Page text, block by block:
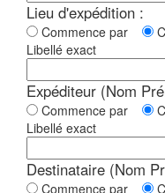
Lieu d'expédition :
Commence par
Libellé exact
Expéditeur (Nom
Commence par
Libellé exact
Destinataire (Nom
Commence par